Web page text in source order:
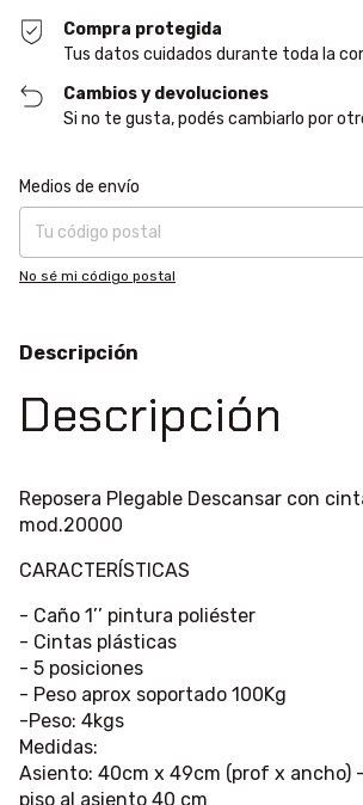
Compra protegida
Tus datos cuidados durante toda la
Cambios y devoluciones
Si no te gusta, podés cambiarlo por
Entregas para el CP:
Medios de envío
No sé mi código postal
Descripción
Descripción
Reposera Plegable Descansar con
mod.20000
CARACTERÍSTICAS
- Caño 1’’ pintura poliéster
- Cintas plásticas
- 5 posiciones
- Peso aprox soportado 100Kg
-Peso: 4kgs
Medidas:
Asiento: 40cm x 49cm (prof x ancho)
piso al asiento 40 cm